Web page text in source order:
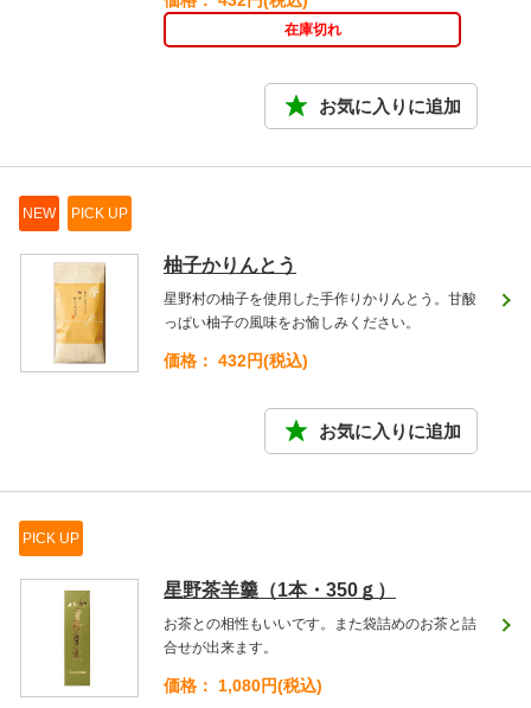
在庫切れ
NEW PICK UP
柚子かりんとう
星野村の柚子を使用した手作りかりんとう。甘酸
っぱい柚子の風味をお愉しみください。
価格： 432円(税込)
PICK UP
星野茶羊羹（1本・350ｇ）
お茶との相性もいいです。また袋詰めのお茶と詰
合せが出来ます。
価格： 1,080円(税込)